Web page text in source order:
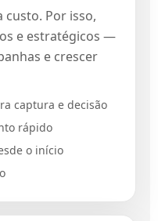
Por isso,
e estratégicos —
e crescer
captura e decisão
rápido
o início